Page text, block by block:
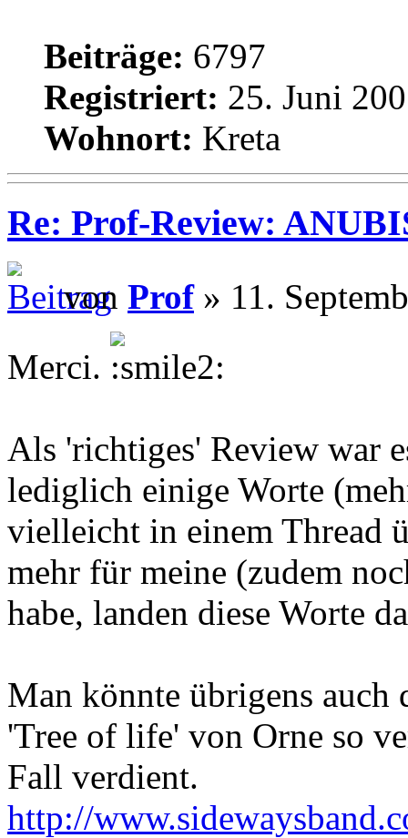
Beiträge: 6797
Registriert: 25. Juni
Wohnort: Kreta
Re: Prof-Review:
von Prof» 11.
Merci.
Als 'richtiges' Review war
lediglich einige Worte
vielleicht in einem Thread
mehr für meine (zudem
habe, landen diese Worte
Man könnte übrigens
'Tree of life' von Orne so
Fall verdient.
http://